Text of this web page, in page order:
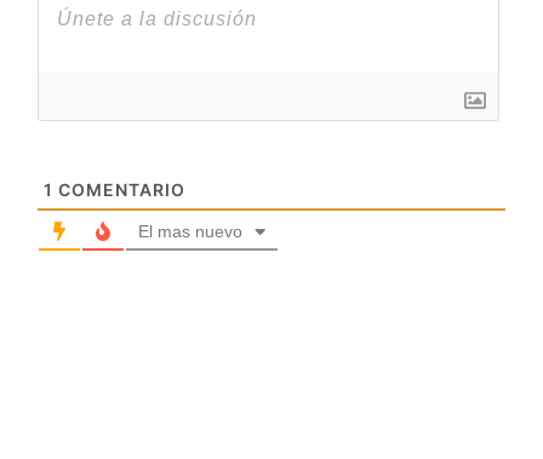
1 COMENTARIO
El mas nuevo